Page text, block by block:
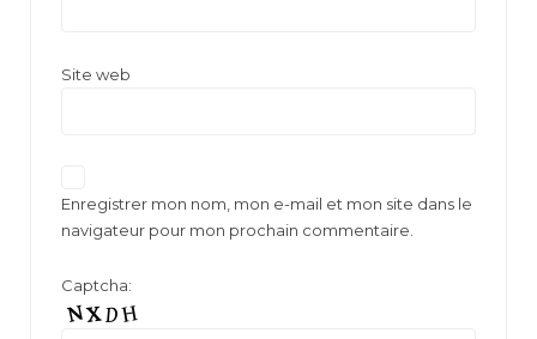
Site web
Enregistrer mon nom, mon e-mail et mon site dans le
navigateur pour mon prochain commentaire.
Captcha: